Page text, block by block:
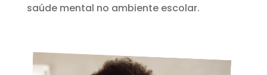
saúde mental no ambiente escolar.